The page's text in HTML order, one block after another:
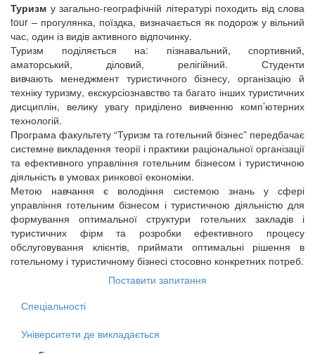
Туризм у загально-географічній літературі походить від слова
tour – прогулянка, поїздка, визначається як подорож у вільний
час, один із видів активного відпочинку.
Туризм поділяється на: пізнавальний, спортивний,
аматорський, діловий, релігійний. Студенти
вивчають менеджмент туристичного бізнесу, організацію й
техніку туризму, екскурсіознавство та багато інших туристичних
дисциплін, велику увагу приділено вивченню комп’ютерних
технологій.
Програма факультету “Туризм та готельний бізнес” передбачає
системне викладення теорії і практики раціональної організації
та ефективного управління готельним бізнесом і туристичною
діяльність в умовах ринкової економіки.
Метою навчання є володіння системою знань у сфері
управління готельним бізнесом і туристичною діяльністю для
формування оптимальної структури готельних закладів і
туристичних фірм та розробки ефективного процесу
обслуговування клієнтів, приймати оптимальні рішення в
готельному і туристичному бізнесі стосовно конкретних потреб.
Поставити запитання
Спеціальності
Університети де викладається